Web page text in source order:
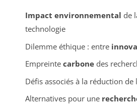
Impact environnemental de
technologie
Dilemme éthique : entre
Empreinte carbonedes
Défis associés à la réduction de
Alternatives pour une